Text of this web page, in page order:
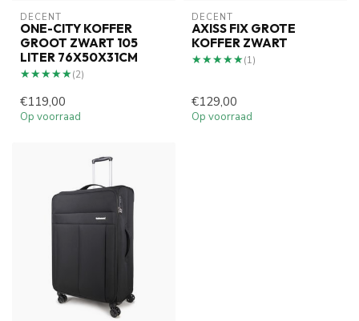
DECENT
ONE-CITY KOFFER
GROOT ZWART 105
LITER 76X50X31CM
★★★★★
★★★★★(2)
€119,00
Op voorraad
DECENT
AXISS FIX GROTE
KOFFER ZWART
★★★★★
★★★★★(1)
€129,00
Op voorraad